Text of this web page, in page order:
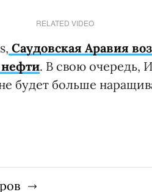
RELATED VIDEO
Саудовская Аравия
. В свою очередь,
будет больше